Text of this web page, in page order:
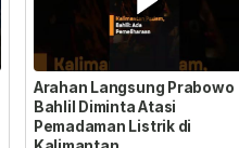
Arahan Langsung Prabowo
Bahlil Diminta Atasi
Pemadaman Listrik di